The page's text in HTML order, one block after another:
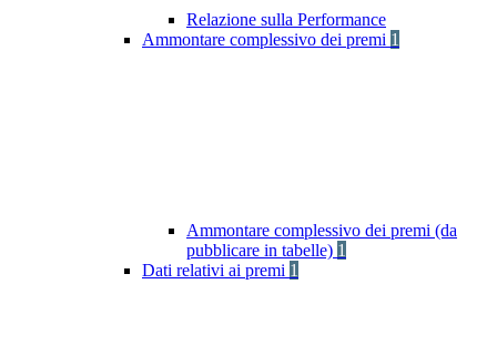
Relazione sulla Performance
Ammontare complessivo dei premi 1
Ammontare complessivo dei premi (da
pubblicare in tabelle) 1
Dati relativi ai premi 1